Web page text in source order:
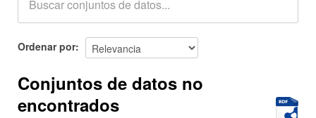
Acerca de
Ordenar por
Conjuntos de datos no
encontrados